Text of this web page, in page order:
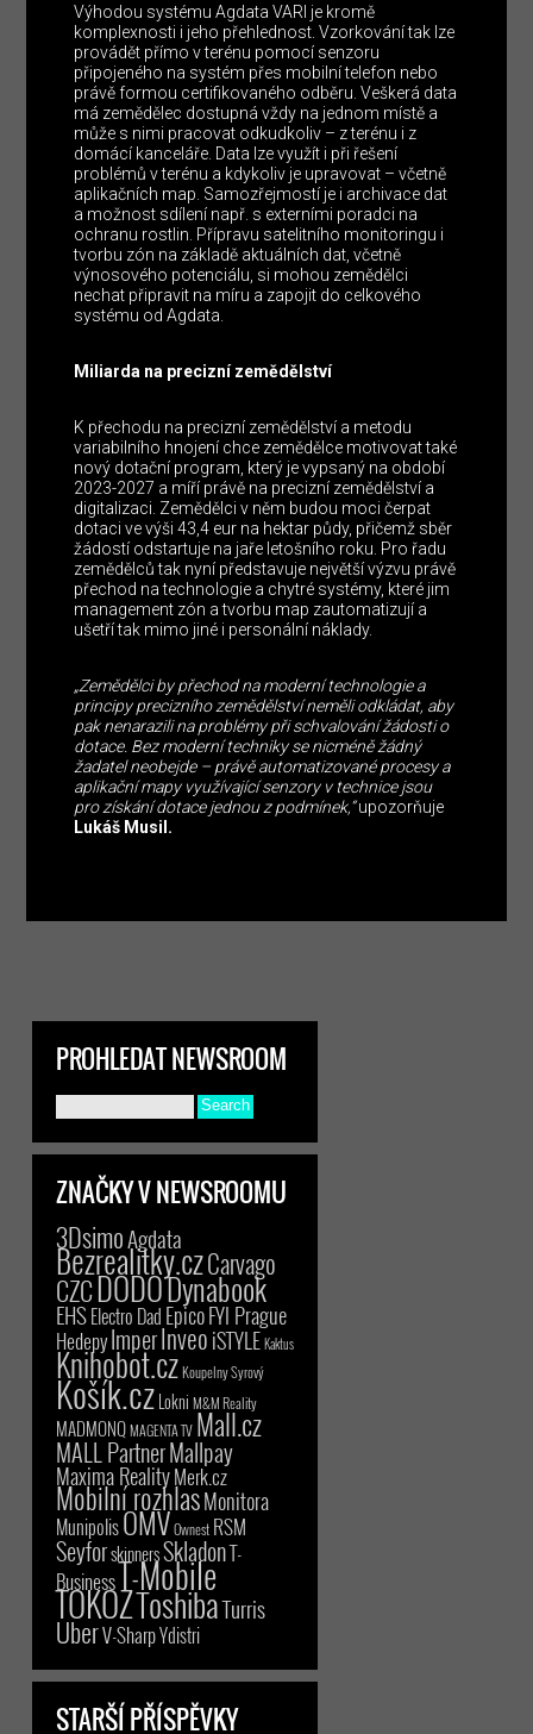
Výhodou systému Agdata VARI je kromě
komplexnosti i jeho přehlednost. Vzorkování tak lze
provádět přímo v terénu pomocí senzoru
připojeného na systém přes mobilní telefon nebo
právě formou certifikovaného odběru. Veškerá data
má zemědělec dostupná vždy na jednom místě a
může s nimi pracovat odkudkoliv – z terénu i z
domácí kanceláře. Data lze využít i při řešení
problémů v terénu a kdykoliv je upravovat – včetně
aplikačních map. Samozřejmostí je i archivace dat
a možnost sdílení např. s externími poradci na
ochranu rostlin. Přípravu satelitního monitoringu i
tvorbu zón na základě aktuálních dat, včetně
výnosového potenciálu, si mohou zemědělci
nechat připravit na míru a zapojit do celkového
systému od Agdata.
Miliarda na precizní zemědělství
K přechodu na precizní zemědělství a metodu
variabilního hnojení chce zemědělce motivovat také
nový dotační program, který je vypsaný na období
2023-2027 a míří právě na precizní zemědělství a
digitalizaci. Zemědělci v něm budou moci čerpat
dotaci ve výši 43,4 eur na hektar půdy, přičemž sběr
žádostí odstartuje na jaře letošního roku. Pro řadu
zemědělců tak nyní představuje největší výzvu právě
přechod na technologie a chytré systémy, které jim
management zón a tvorbu map zautomatizují a
ušetří tak mimo jiné i personální náklady.
„Zemědělci by přechod na moderní technologie a
principy precizního zemědělství neměli odkládat, aby
pak nenarazili na problémy při schvalování žádosti o
dotace. Bez moderní techniky se nicméně žádný
žadatel neobejde – právě automatizované procesy a
aplikační mapy využívající senzory v technice jsou
pro získání dotace jednou z podmínek,“upozorňuje
Lukáš Musil.
PROHLEDAT NEWSROOM
ZNAČKY V NEWSROOMU
3DsimoAgdata
Bezrealitky.czCarvago
CZCDODODynabook
EHSElectro Dad EpicoFYI Prague
HedepyImperInveoiSTYLE Kaktus
Knihobot.czKoupelny Syrový
Košík.czLokni M&M Reality
MADMONQMAGENTA TV Mall.cz
MALL PartnerMallpay
Maxima RealityMerk.cz
Mobilní rozhlasMonitora
MunipolisOMVOwnest RSM
SeyforskinnersSkladonT-
BusinessT-Mobile
TOKOZToshibaTurris
UberV-SharpYdistri
STARŠÍ PŘÍSPĚVKY